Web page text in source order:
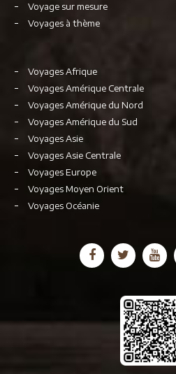
Voyage sur mesure
Voyages à thème
Voyages Afrique
Voyages Amérique Centrale
Voyages Amérique du Nord
Voyages Amérique du Sud
Voyages Asie
Voyages Asie Centrale
Voyages Europe
Voyages Moyen Orient
Voyages Océanie